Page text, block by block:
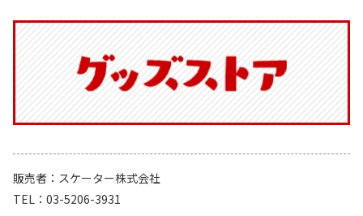
販売者
スケーター株式会社
TEL
03-5206-3931